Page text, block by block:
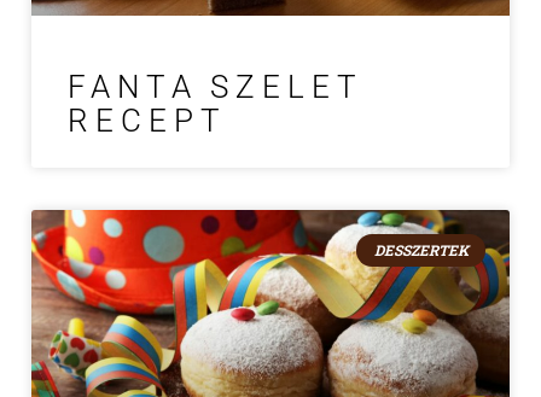
FANTA SZELET
RECEPT
DESSZERTEK